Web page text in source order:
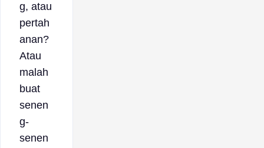
g, atau
pertah
anan?
Atau
malah
buat
senen
g-
senen